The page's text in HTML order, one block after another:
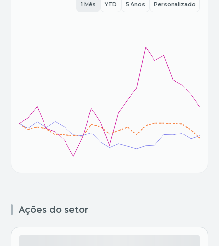
1 Mês YTD 5 Anos Personalizado
Ações do setor